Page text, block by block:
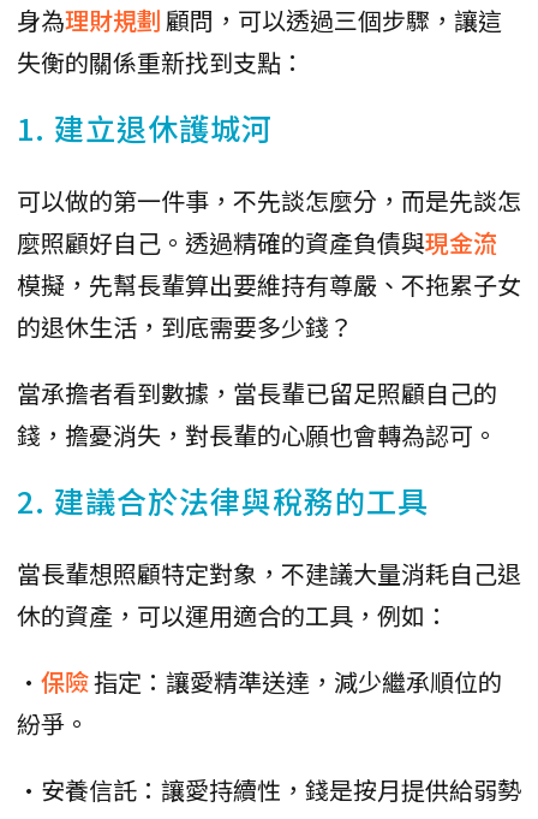
身為理財規劃 顧問，可以透過三個步驟，讓這
失衡的關係重新找到支點：
1. 建立退休護城河
可以做的第一件事，不先談怎麼分，而是先談怎
麼照顧好自己。透過精確的資產負債與現金流
模擬，先幫長輩算出要維持有尊嚴、不拖累子女
的退休生活，到底需要多少錢？
當承擔者看到數據，當長輩已留足照顧自己的
錢，擔憂消失，對長輩的心願也會轉為認可。
2. 建議合於法律與稅務的工具
當長輩想照顧特定對象，不建議大量消耗自己退
休的資產，可以運用適合的工具，例如：
• 保險指定：讓愛精準送達，減少繼承順位的
紛爭。
•安養信託：讓愛持續性，錢是按月提供給弱勢